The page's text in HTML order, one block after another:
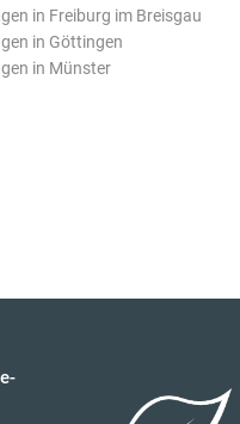
in Freiburg im Breisgau
in Göttingen
in Münster